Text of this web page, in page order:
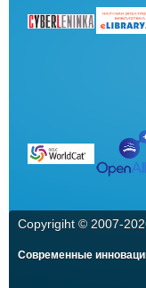
Copyrigiht © 2007-
Современные